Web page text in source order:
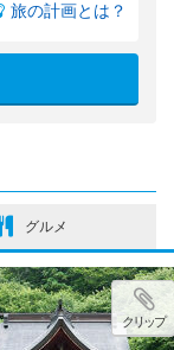
旅の計画とは？
グルメ
クリップ